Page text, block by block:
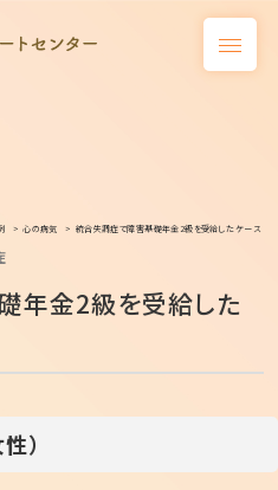
心の病気 統合失調症で障害基礎年金2級を受給したケース
年金2級を受給した
）